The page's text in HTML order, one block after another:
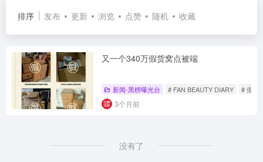
排序 发布 更新 浏览 点赞 随机 收藏
又一个340万假货窝点被端
新闻-黑榜曝光台 # FAN BEAUTY DIARY # 假货
3个月前
没有了